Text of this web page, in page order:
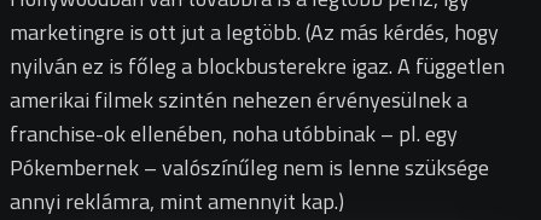
marketingre is ott jut a legtöbb. (Az más kérdés, hogy
nyilván ez is főleg a blockbusterekre igaz. A független
amerikai filmek szintén nehezen érvényesülnek a
franchise-ok ellenében, noha utóbbinak – pl. egy
Pókembernek – valószínűleg nem is lenne szüksége
annyi reklámra, mint amennyit kap.)